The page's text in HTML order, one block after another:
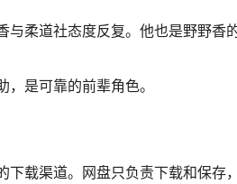
与柔道社态度反复。他也是野野香
是可靠的前辈角色。
下载渠道。网盘只负责下载和保存